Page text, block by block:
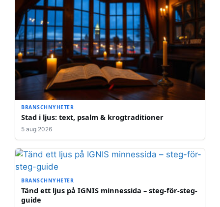
BRANSCHNYHETER
Stad i ljus: text, psalm & krogtraditioner
5 aug 2026
BRANSCHNYHETER
Tänd ett ljus på IGNIS minnessida – steg-för-steg-
guide